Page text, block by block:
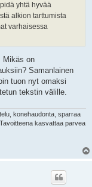
yhtä hyvää
alkion tarttumista
varhaisessa
Mikäs on
Samanlainen
tuon nyt omaksi
tekstin välille.
konehaudonta, sparraa
kasvattaa parvea